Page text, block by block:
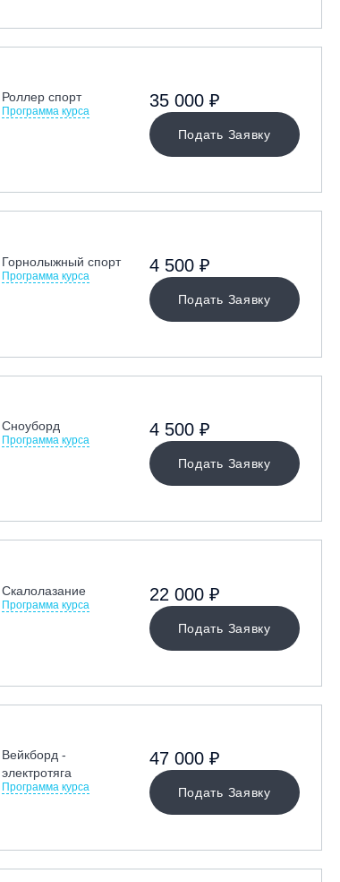
Роллер спорт
Программа курса
Подать Заявку
35 000 ₽
Горнолыжный спорт
Программа курса
Подать Заявку
4 500 ₽
Сноуборд
Программа курса
Подать Заявку
4 500 ₽
Скалолазание
Программа курса
Подать Заявку
22 000 ₽
Вейкборд -
электротяга
Программа курса Подать Заявку
47 000 ₽